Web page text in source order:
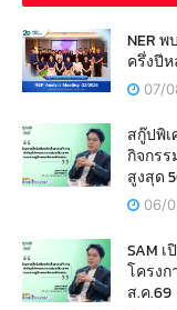
NER
ครึ่งปี
07/
สกู๊ปพิ
กิจกร
สูงสุด
06/
SAM
โครง
ส.ค.69